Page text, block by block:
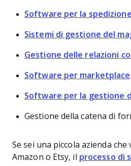
Software per la
Sistemi di gestione del
Gestione delle relazioni
Software per marketplace
Software per la gestione
Gestione della catena di
Se sei una piccola azienda
Amazon o Etsy, il processo di